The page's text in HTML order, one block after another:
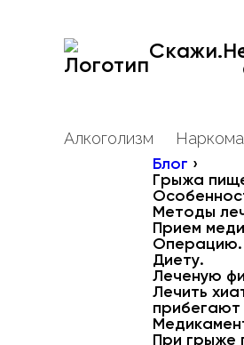
Алкоголизм
Блог ›
Грыжа
Методы
Прием
Операцию.
Диету.
Леченую
Лечить
прибегают
При грыже